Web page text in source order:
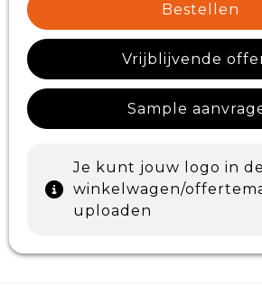
Bestellen
Vrijblijvende
Sample
Je kunt jouw logo in de
winkelwagen/
uploaden